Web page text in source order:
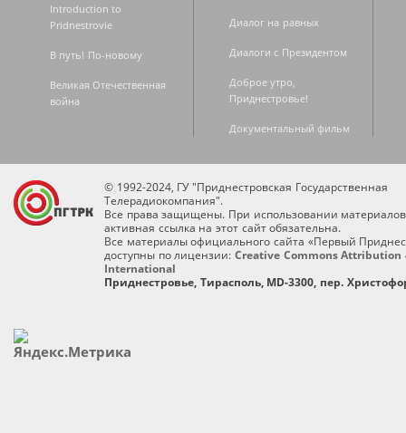
Introduction to
Pridnestrovie
В путь! По-новому
Великая Отечественная
война
Диалог на равных
Диалоги с Президентом
Доброе утро,
Приднестровье!
Документальный фильм
© 1992-2024, ГУ "Приднестровская Государственная
Телерадиокомпания".
Все права защищены. При использовании
активная ссылка на этот сайт обязательна.
Все материалы официального сайта «Первый
доступны по лицензии: Creative Commons Attribution
International
Приднестровье, Тирасполь, MD-3300, пер.